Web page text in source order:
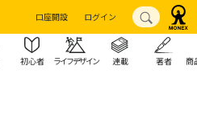
口座開設 ログイン
初心者 ライフデザイン 連載 著者 商